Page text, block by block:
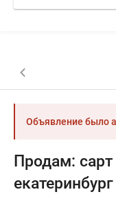
Назад к списку
Объявление было
Продам: